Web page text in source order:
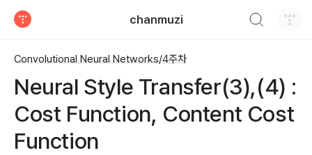
chanmuzi
Convolutional Neural Networks/4주차
Neural Style Transfer(3),(4) :
Cost Function, Content Cost
Function